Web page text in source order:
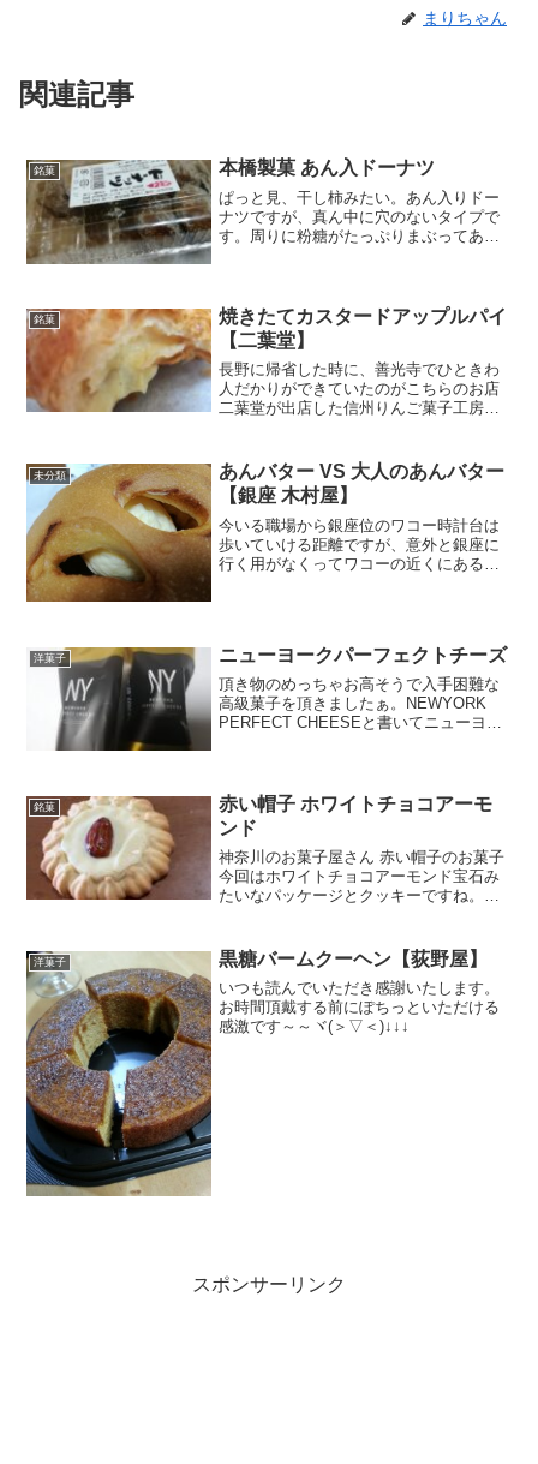
まりちゃん
関連記事
銘菓 本橋製菓 あん入ドーナツ
ぱっと見、干し柿みたい。あん入りドー
ナツですが、真ん中に穴のないタイプで
す。周りに粉糖がたっぷりまぶってある
目が和菓子に思ったから。ド...
銘菓
焼きたてカスタードアップルパイ
【二葉堂】
長野に帰省した時に、善光寺でひときわ
人だかりができていたのがこちらのお店
二葉堂が出店した信州りんご菓子工房
ルパイ。値段を見てびっくり。税抜370円
は高い！でもあ...
未分類
あんバター VS 大人のあんバター
【銀座 木村屋】
今いる職場から銀座位のワコー時計台は
歩いていける距離ですが、意外と銀座に
行く用がなくってワコーの近くにある木
洋菓子 ニューヨークパーフェクトチーズ
頂き物のめっちゃお高そうで入手困難な
高級菓子を頂きましたぁ。NEWYORK
PERFECT CHEESEと書いてニューヨー
前食べたブル...
銘菓
赤い帽子 ホワイトチョコアーモ
ンド
神奈川のお菓子屋さん 赤い帽子のお菓子
今回はホワイトチョコアーモンド宝石み
たいなパッケージとクッキーですね。バ
ます。パッケージからだと、杏仁豆腐に
入ってるあれクコの実？...
洋菓子 黒糖バームクーヘン【荻野屋】
いつも読んでいただき感謝いたします。
お時間頂戴する前にぽちっといただける
感激です～～ヾ(＞▽＜)↓↓↓
スポンサーリンク